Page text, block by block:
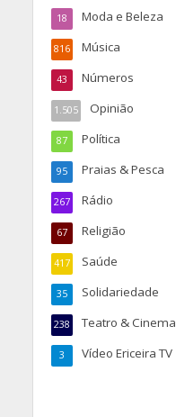
Moda e Beleza
18
Música
816
Números
43
Opinião
1.505
Política
87
Praias & Pesca
95
Rádio
267
Religião
67
Saúde
417
Solidariedade
35
Teatro & Cinema
238
Vídeo Ericeira TV
3